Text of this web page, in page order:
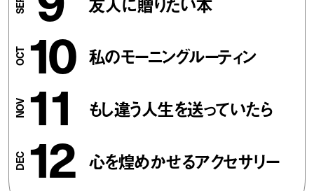
10 私のモーニングルーティン
11 もし違う人生を送っていたら
12 心を煌めかせるアクセサリー